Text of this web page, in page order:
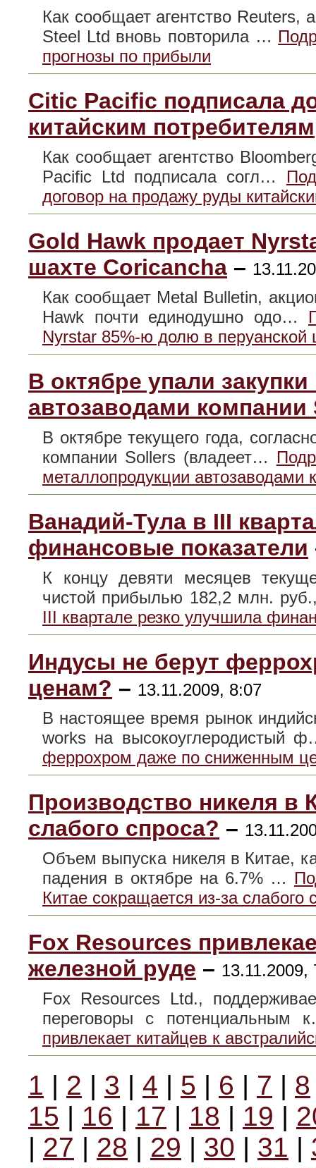
Как сообщает агентство Reuters,
Steel Ltd вновь повторила …
прогнозы по прибыли
Citic Pacific подписала
китайским потребителям
Как сообщает агентство
Pacific Ltd подписала согл…
договор на продажу руды
Gold Hawk продает
шахте Coricancha –
Как сообщает Metal Bulletin,
Hawk почти единодушно одо…
Nyrstar 85%-ю долю в перуанской
В октябре упали
автозаводами компании
В октябре текущего года,
компании Sollers (владеет…
металлопродукции автозаводами
Ванадий-Тула в III
финансовые показатели
К концу девяти месяцев
чистой прибылью 182,2 млн.
III квартале резко улучшила
Индусы не берут
ценам? – 13.11.2009, 8:07
В настоящее время рынок
works на высокоуглеродистый
феррохром даже по сниженным
Производство никеля в
слабого спроса? –
Объем выпуска никеля в Китае,
падения в октябре на 6.7% …
Китае сокращается из-за слабого
Fox Resources
железной руде – 13.11.2009,
Fox Resources Ltd.,
переговоры с
привлекает китайцев к
1 | 2 | 3 | 4 | 5 | 6 | 7 | 8
15 | 16 | 17 | 18 | 19 |
| 27 | 28 | 29 | 30 | 31 |